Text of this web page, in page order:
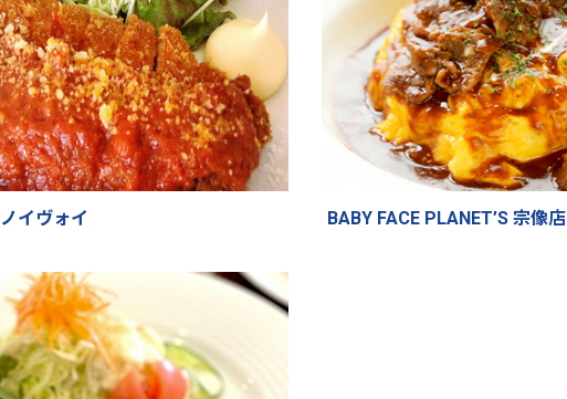
イヴォイ BABY FACE PLANET’S 宗像店